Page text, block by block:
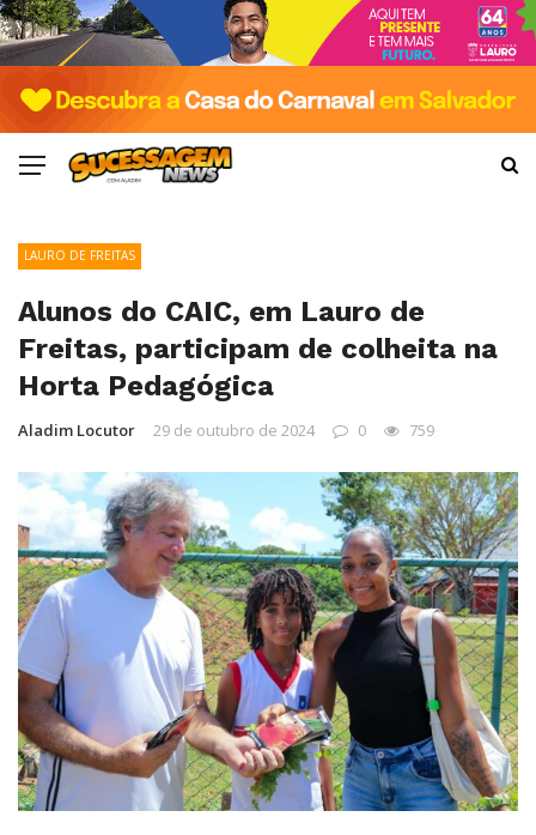
LAURO DE FREITAS
Alunos do CAIC, em Lauro de
Freitas, participam de colheita na
Horta Pedagógica
Aladim Locutor 29 de outubro de 2024 0 759